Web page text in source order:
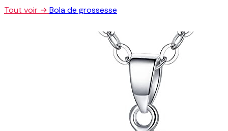
Tout voir → Bola de grossesse